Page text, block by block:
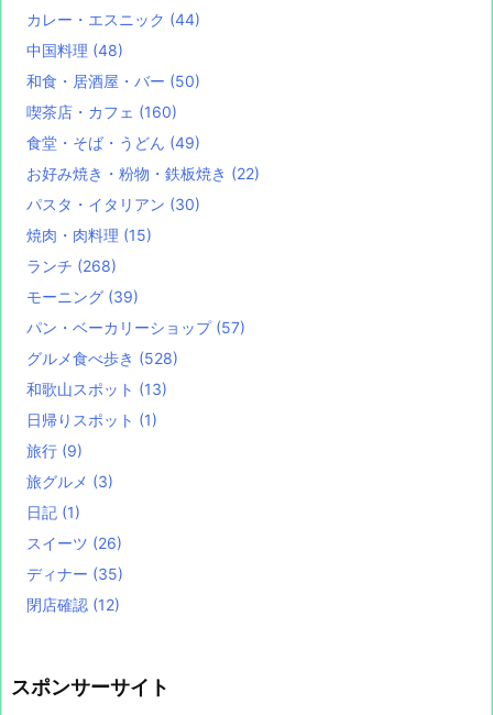
カレー・エスニック (44)
中国料理 (48)
和食・居酒屋・バー (50)
喫茶店・カフェ (160)
食堂・そば・うどん (49)
お好み焼き・粉物・鉄板焼き (22)
パスタ・イタリアン (30)
焼肉・肉料理 (15)
ランチ (268)
モーニング (39)
パン・ベーカリーショップ (57)
グルメ食べ歩き (528)
和歌山スポット (13)
日帰りスポット (1)
旅行 (9)
旅グルメ (3)
日記 (1)
スイーツ (26)
ディナー (35)
閉店確認 (12)
スポンサーサイト